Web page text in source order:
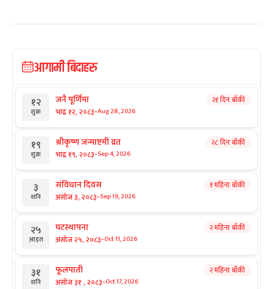
आगामी बिदाहरु
१२
शुक्र
जनै पूर्णिमा
भाद्र १२, २०८३-Aug 28, 2026
२१ दिन बाँकी
१९
शुक्र
श्रीकृष्ण जन्माष्टमी व्रत
भाद्र १९, २०८३-Sep 4, 2026
२८ दिन बाँकी
३
शनि
संविधान दिवस
असोज ३, २०८३-Sep 19, 2026
१ महिना बाँकी
२५
आइत
घटस्थापना
असोज २५, २०८३-Oct 11, 2026
२ महिना बाँकी
३१
शनि
फूलपाती
असोज ३१ , २०८३-Oct 17, 2026
२ महिना बाँकी